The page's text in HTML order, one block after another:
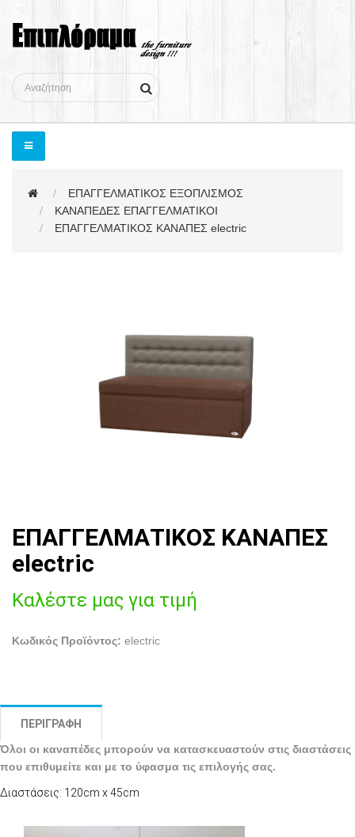
ΕΠΑΓΓΕΛΜΑΤΙΚΟΣ ΕΞΟΠΛΙΣΜΟΣ
ΚΑΝΑΠΕΔΕΣ ΕΠΑΓΓΕΛΜΑΤΙΚΟΙ
ΕΠΑΓΓΕΛΜΑΤΙΚΟΣ ΚΑΝΑΠΕΣ electric
ΕΠΑΓΓΕΛΜΑΤΙΚΟΣ ΚΑΝΑΠΕΣ
electric
Καλέστε μας για τιμή
Κωδικός Προϊόντος: electric
ΠΕΡΙΓΡΑΦΉ
Όλοι οι καναπέδες μπορούν να κατασκευαστούν στις διαστάσεις
που επιθυμείτε και με το ύφασμα τις επιλογής σας.
Διαστάσεις: 120cm x 45cm